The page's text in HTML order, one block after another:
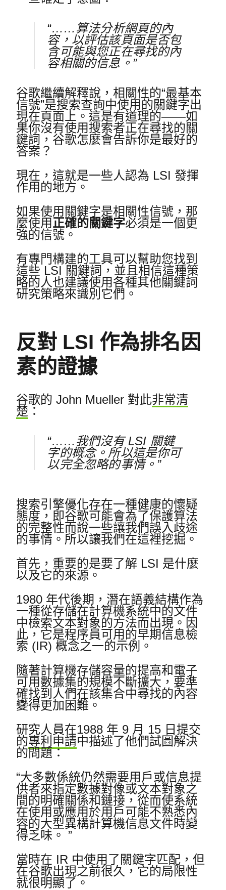
“……算法分析網頁的內
容，以評估該頁面是否包
含可能與您正在尋找的內
容相關的信息。”
谷歌繼續解釋說，相關性的“最基本
信號”是搜索查詢中使用的關鍵字出
現在頁面上。 這是有道理的——如
果你沒有使用搜索者正在尋找的關
鍵詞，谷歌怎麼會告訴你是最好的
答案？
現在，這就是一些人認為 LSI 發揮
作用的地方。
如果使用關鍵字是相關性信號，那
麼使用正確的關鍵字必須是一個更
強的信號。
有專門構建的工具可以幫助您找到
這些 LSI 關鍵詞，並且相信這種策
略的人也建議使用各種其他關鍵詞
研究策略來識別它們。
反對 LSI 作為排名因
素的證據
谷歌的 John Mueller 對此非常清
楚 ：
“……我們沒有 LSI 關鍵
字的概念。 所以這是你可
以完全忽略的事情。”
搜索引擎優化存在一種健康的懷疑
態度，即谷歌可能會為了保護算法
的完整性而說一些讓我們誤入歧途
的事情。 所以讓我們在這裡挖掘。
首先，重要的是要了解 LSI 是什麼
以及它的來源。
1980 年代後期，潛在語義結構作為
一種從存儲在計算機系統中的文件
中檢索文本對象的方法而出現。 因
此，它是程序員可用的早期信息檢
索 (IR) 概念之一的示例。
隨著計算機存儲容量的提高和電子
可用數據集的規模不斷擴大，要準
確找到人們在該集合中尋找的內容
變得更加困難。
研究人員在1988 年 9 月 15 日提交
的專利申請中描述了他們試圖解決
的問題：
“大多數係統仍然需要用戶或信息提
供者來指定數據對像或文本對象之
間的明確關係和鏈接，從而使系統
在使用或應用於用戶可能不熟悉內
容的大型異構計算機信息文件時變
得乏味。 ”
當時在 IR 中使用了關鍵字匹配，但
在谷歌出現之前很久，它的局限性
就很明顯了。